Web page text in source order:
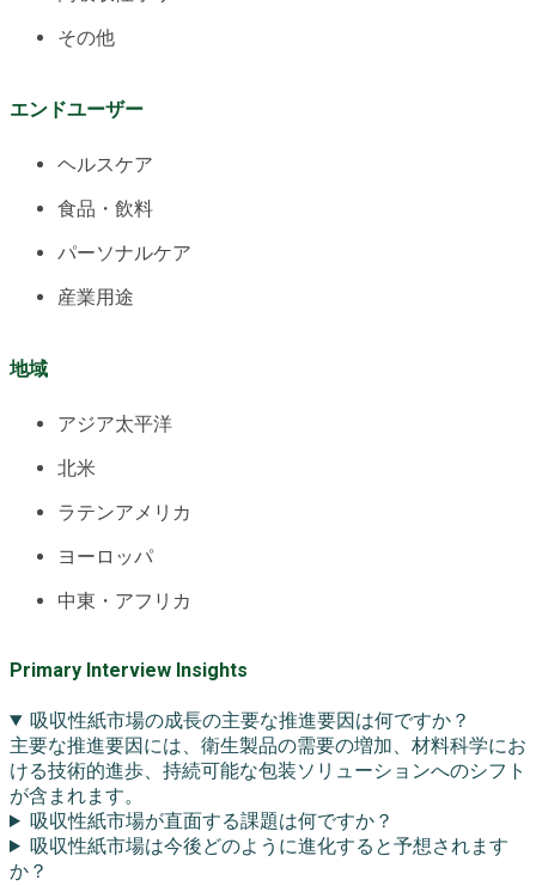
その他
エンドユーザー
ヘルスケア
食品・飲料
パーソナルケア
産業用途
地域
アジア太平洋
北米
ラテンアメリカ
ヨーロッパ
中東・アフリカ
Primary Interview Insights
吸収性紙市場の成長の主要な推進要因は何ですか？
主要な推進要因には、衛生製品の需要の増加、材料科学にお
ける技術的進歩、持続可能な包装ソリューションへのシフト
が含まれます。
吸収性紙市場が直面する課題は何ですか？
吸収性紙市場は今後どのように進化すると予想されます
か？